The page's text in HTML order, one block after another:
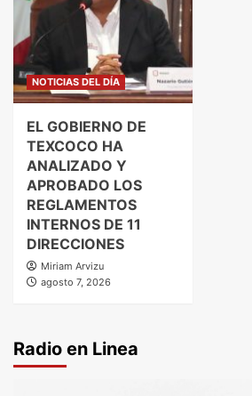
NOTICIAS DEL DÍA
EL GOBIERNO DE
TEXCOCO HA
ANALIZADO Y
APROBADO LOS
REGLAMENTOS
INTERNOS DE 11
DIRECCIONES
Miriam Arvizu
agosto 7, 2026
Radio en Linea